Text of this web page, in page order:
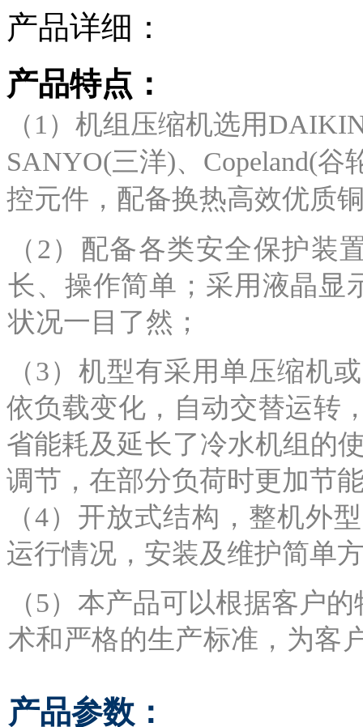
产品详细：
产品特点：
（1）机组压缩机选用
SANYO(三洋)、Copeland(
控元件，配备换热高效优质
（2）配备各类安全保护装
长、操作简单；采用液晶显
状况一目了然；
（3）机型有采用单压缩机
依负载变化，自动交替运转
省能耗及延长了冷水机组的
调节，在部分负荷时更加节
（4）开放式结构，整机外
运行情况，安装及维护简单
（5）本产品可以根据客户
术和严格的生产标准，为
产品参数：